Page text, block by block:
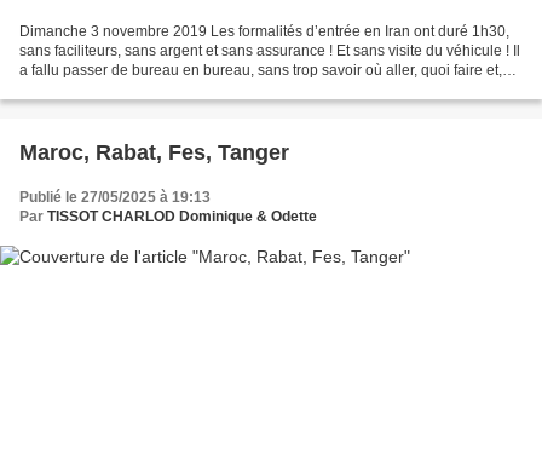
Dimanche 3 novembre 2019 Les formalités d’entrée en Iran ont duré 1h30,
sans faciliteurs, sans argent et sans assurance ! Et sans visite du véhicule ! Il
a fallu passer de bureau en bureau, sans trop savoir où aller, quoi faire et,
Maroc, Rabat, Fes, Tanger
Publié le 27/05/2025 à 19:13
Par TISSOT CHARLOD Dominique & Odette